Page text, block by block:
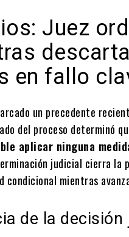
Juez
en fallo
un precedente
del proceso determinó
aplicar ninguna
judicial cierra la
mientras
de la decisión